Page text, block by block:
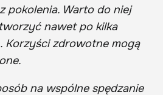
pokolenia. Warto do niej
nawet po kilka
Korzyści zdrowotne mogą
na wspólne spędzanie